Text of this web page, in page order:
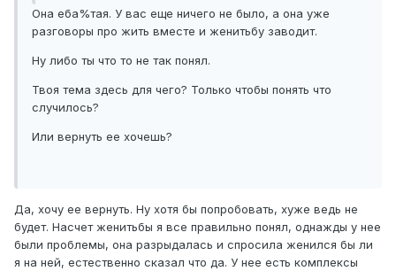
Она еба%тая. У вас еще ничего не было, а она уже
разговоры про жить вместе и женитьбу заводит.
Ну либо ты что то не так понял.
Твоя тема здесь для чего? Только чтобы понять что
случилось?
Или вернуть ее хочешь?
Да, хочу ее вернуть. Ну хотя бы попробовать, хуже ведь не
будет. Насчет женитьбы я все правильно понял, однажды у нее
были проблемы, она разрыдалась и спросила женился бы ли
я на ней, естественно сказал что да. У нее есть комплексы